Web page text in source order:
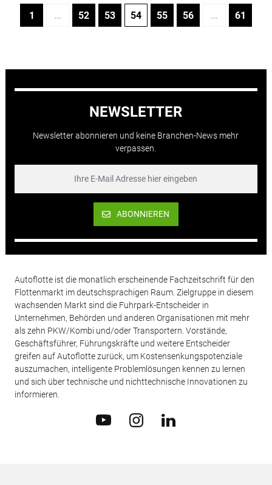
1 … 52 53 54 55 56 … 61
NEWSLETTER
Newsletter abonnieren und keine Branchen-News mehr
verpassen.
ABONNIEREN
Autoflotte ist die monatlich erscheinende Fachzeitschrift für den
Flottenmarkt im deutschsprachigen Raum. Zielgruppe in diesem
wachsenden Markt sind die Fuhrpark-Entscheider in
Unternehmen, Behörden und anderen Organisationen mit mehr
als zehn PKW/Kombi und/oder Transportern. Vorstände,
Geschäftsführer, Führungskräfte und weitere Entscheider
greifen auf Autoflotte zurück, um Kostensenkungspotenziale
auszumachen, intelligente Problemlösungen kennen zu lernen
und sich über technische und nichttechnische Innovationen zu
informieren.